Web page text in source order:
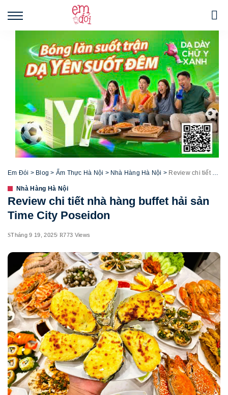
Em Đói > Blog > Ẩm Thực Hà Nội > Nhà Hàng Hà Nội > Review chi tiết nhà hàng buffet hải sản Time City Poseidon
Nhà Hàng Hà Nội
Review chi tiết nhà hàng buffet hải sản
Time City Poseidon
Tháng 9 19, 2025 773 Views